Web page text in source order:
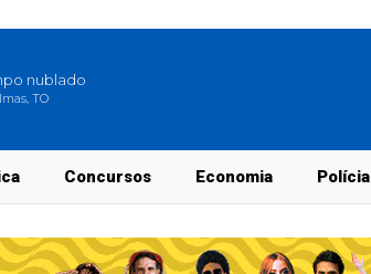
nublado
TO
Concursos Economia Polícia